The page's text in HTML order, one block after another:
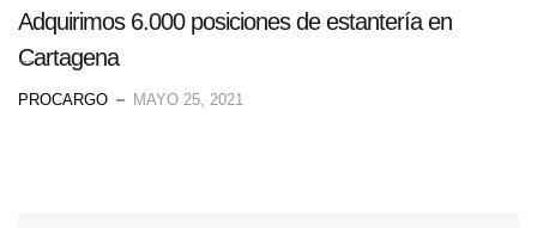
Adquirimos 6.000 posiciones de estantería en
Cartagena
...
PROCARGO MAYO 25, 2021